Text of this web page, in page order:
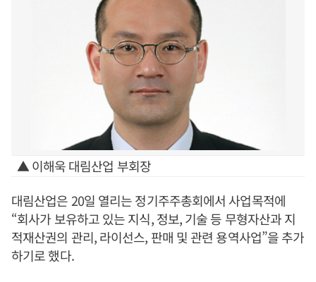
▲ 이해욱 대림산업 부회장
대림산업은 20일 열리는 정기주주총회에서 사업목적에
“회사가 보유하고 있는 지식, 정보, 기술 등 무형자산과 지
적재산권의 관리, 라이선스, 판매 및 관련 용역사업”을 추가
하기로 했다.